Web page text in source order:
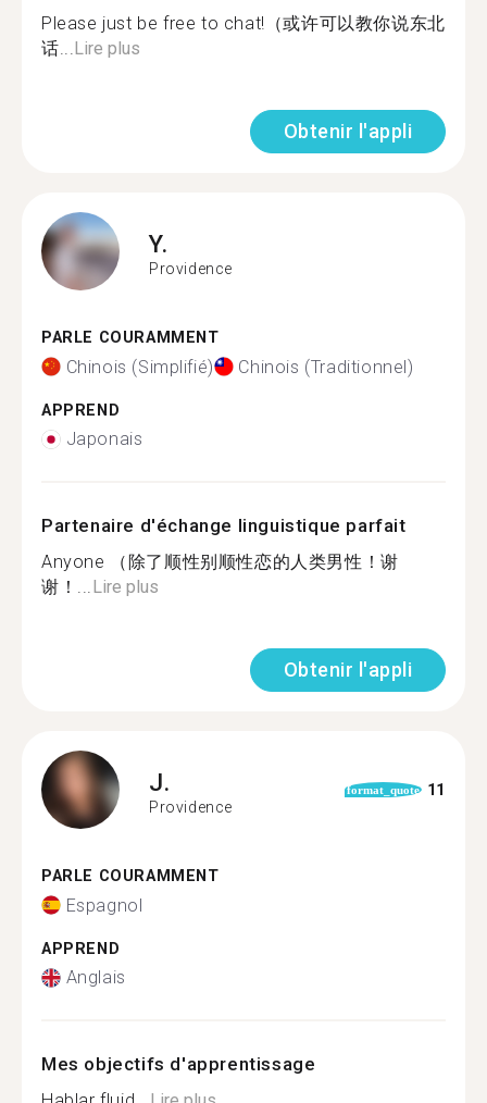
Please just be free to chat!（或许可以教你说东北
话...Lire plus
Obtenir l'appli
Y.
Providence
PARLE COURAMMENT
Chinois (Simplifié) Chinois (Traditionnel)
APPREND
Japonais
Partenaire d'échange linguistique parfait
Anyone （除了顺性别顺性恋的人类男性！谢
谢！...Lire plus
Obtenir l'appli
J.
Providence
format_quote 11
PARLE COURAMMENT
Espagnol
APPREND
Anglais
Mes objectifs d'apprentissage